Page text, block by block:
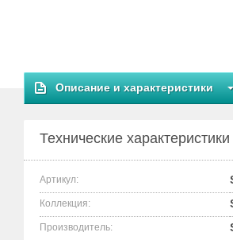
Описание и характеристики
Технические характеристики
Артикул:
Коллекция:
Производитель: